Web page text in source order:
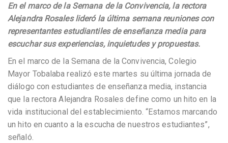
En el marco de la Semana de la Convivencia, la rectora
Alejandra Rosales lideró la última semana reuniones con
representantes estudiantiles de enseñanza media para
escuchar sus experiencias, inquietudes y propuestas.
En el marco de la Semana de la Convivencia, Colegio
Mayor Tobalaba realizó este martes su última jornada de
diálogo con estudiantes de enseñanza media, instancia
que la rectora Alejandra Rosales define como un hito en la
vida institucional del establecimiento. “Estamos marcando
un hito en cuanto a la escucha de nuestros estudiantes”,
señaló.